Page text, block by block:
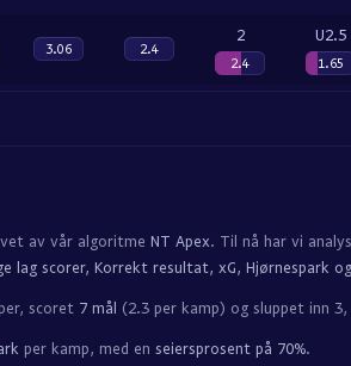
3.06 2.4
2
2.4
U2.5
1.65
av vår algoritme NT Apex. Til nå har vi
lag scorer, Korrekt resultat, xG, Hjørnespark
scoret 7 mål (2.3 per kamp) og sluppet inn 3,
per kamp, med en seiersprosent på 70%.